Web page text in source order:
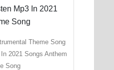
Theme Song
2021 Songs Anthem
Song